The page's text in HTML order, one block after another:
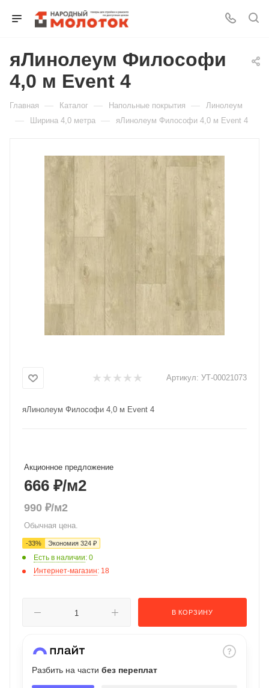
яЛинолеум Философи
4,0 м Event 4
Главная — Каталог — Напольные покрытия — Линолеум
— Ширина 4,0 метра — яЛинолеум Философи 4,0 м Event 4
Артикул: УТ-00021073
яЛинолеум Философи 4,0 м Event 4
Акционное предложение
666 ₽/м2
990 ₽/м2
Обычная цена.
-33% Экономия 324 ₽
Есть в наличии: 0
Интернет-магазин: 18
В КОРЗИНУ
Разбить на части без переплат
Для клиентов всех банков
Разбейте
оплатуна части
Добавляйте товары
в корзину
выбранный способом
списыватьсяс вашей карты
по25 каждые 2 недели
Подробнее
об оплате Плайтом
раз в 2
Остались вопросы?
8 800 302-02-51